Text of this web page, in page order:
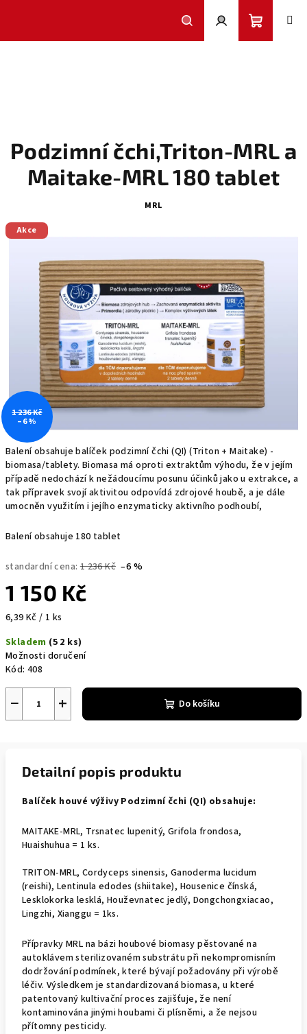
Hledat PřihlášeníNákupní
Balení obsahuje balíček podzimní čchi (QI) (Triton + Maitake) -
biomasa/tablety. Biomasa má oproti extraktům výhodu, že v jejím
případě nedochází k nežádoucímu posunu účinků jako u extrakce, a
tak přípravek svojí aktivitou odpovídá zdrojové houbě, a je dále
umocněn využitím i jejího enzymaticky aktivního podhoubí,
Balení obsahuje 180 tablet
standardní cena: 1 236 Kč –6 %
1 150 Kč
Měrná
6,39 Kč / 1 ks
Skladem (5 2 ks)
Možnosti doručení
Kód: 408
+
− Do košíku
Podzimní čchi,Triton-MRL a
Maitake-MRL 180 tablet
MRL
Akce
1 236 Kč
–6 %
Detailní popis produktu
Balíček houvé výživy Podzimní čchi (QI) obsahuje:
MAITAKE-MRL, Trsnatec lupenitý, Grifola frondosa,
Huaishuhua = 1 ks.
TRITON-MRL, Cordyceps sinensis, Ganoderma lucidum
(reishi), Lentinula edodes (shiitake), Housenice čínská,
Lesklokorka lesklá, Houževnatec jedlý, Dongchongxiacao,
Lingzhi, Xianggu = 1ks.
Přípravky MRL na bázi houbové biomasy pěstované na
autoklávem sterilizovaném substrátu při nekompromisním
dodržování podmínek, které bývají požadovány při výrobě
léčiv. Výsledkem je standardizovaná biomasa, u které
patentovaný kultivační proces zajišťuje, že není
kontaminována jinými houbami či plísněmi, a že nejsou
přítomny pesticidy.